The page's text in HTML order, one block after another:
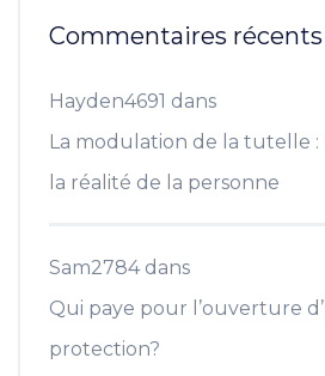
Commentaires récents
Hayden4691 dans
La modulation de la tutelle :
la réalité de la personne
Sam2784dans
Qui paye pour l’ouverture
protection?